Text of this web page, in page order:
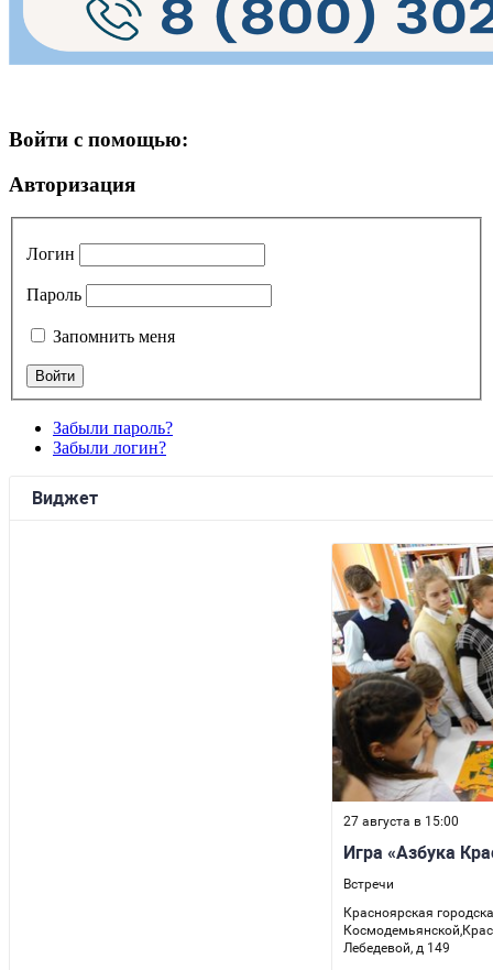
Войти с помощью:
Авторизация
Логин
Пароль
Запомнить меня
Забыли пароль?
Забыли логин?